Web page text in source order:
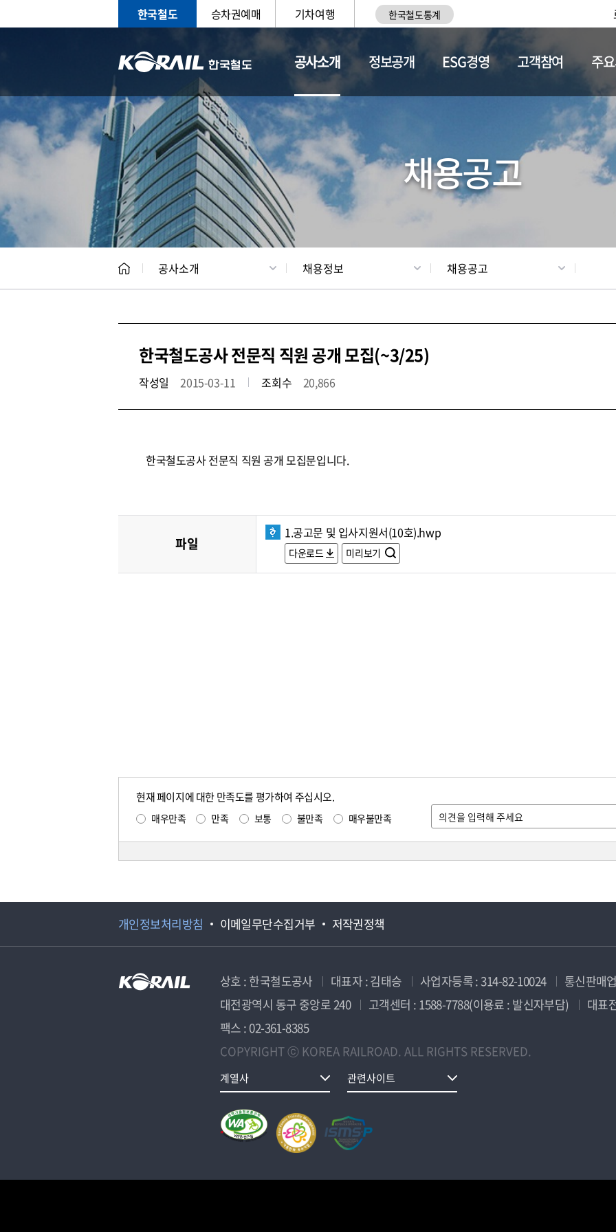
한국철도 승차권예매 기차여행 한국철도통계
공사소개
CEO 일반현황 채용정보
정보공개 ESG경영 고객참여 주
채용공고
공사소개 채용정보 채용공고
한국철도공사 전문직 직원 공개 모집(~3/25)
작성일 2015-03-11 조회수 20,866
한국철도공사 전문직 직원 공개 모집문입니다.
파일
1.공고문 및 입사지원서(10호).hwp
다운로드 미리보기
현재 페이지에 대한 만족도를 평가하여 주십시오.
매우만족 만족 보통 불만족 매우불만족
개인정보처리방침 이메일무단수집거부 저작권정책
상호 : 한국철도공사 대표자 : 김태승 사업자등록 : 314-82-10024
통신판매
대전광역시 동구 중앙로 240
고객센터 : 1588-7788(이용료 : 발신자부담)
대표
팩스 : 02-361-8385
COPYRIGHT ⓒ KOREA RAILROAD. ALL RIGHTS RESERVED.
계열사 관련사이트